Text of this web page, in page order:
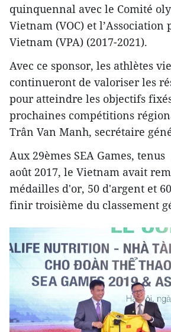
quinquennal avec le Comité
Vietnam (VOC) et
Vietnam (VPA) (2017-2021).
Avec ce sponsor, les athlètes
continueront de valoriser les
pour atteindre les objectifs
prochaines compétitions
Trân Van Manh, secrétaire
Aux 29èmes SEA Games,
août 2017, le Vietnam avait
médailles d'or, 50 d'argent et
finir troisième du classement